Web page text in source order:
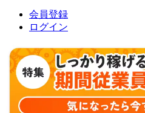
会員登録
ログイン